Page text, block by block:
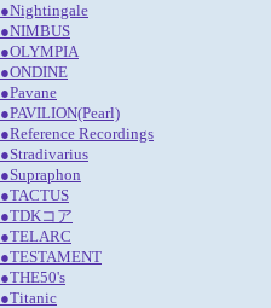
●Nightingale
●NIMBUS
●OLYMPIA
●ONDINE
●Pavane
●PAVILION(Pearl)
●Reference Recordings
●Stradivarius
●Supraphon
●TACTUS
●TDKコア
●TELARC
●TESTAMENT
●THE50's
●Titanic